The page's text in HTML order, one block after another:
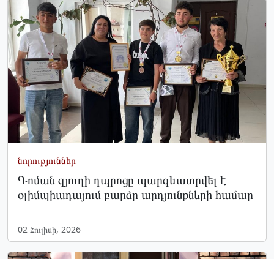
նորություններ
Գոման գյուղի դպրոցը պարգևատրվել է
օլիմպիադայում բարձր արդյունքների համար
02 Հուլիսի, 2026